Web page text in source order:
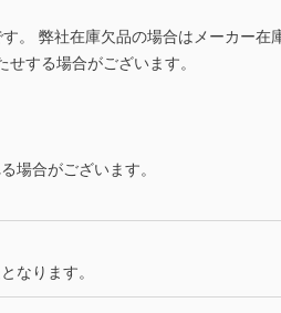
。 弊社在庫欠品の場合はメーカー在
する場合がございます。
場合がございます。
なります。